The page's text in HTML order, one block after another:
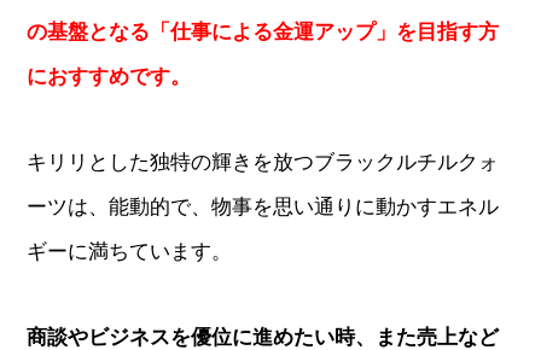
の基盤となる「仕事による金運アップ」を目指す方
におすすめです。
キリリとした独特の輝きを放つブラックルチルクォ
ーツは、能動的で、物事を思い通りに動かすエネル
ギーに満ちています。
商談やビジネスを優位に進めたい時、また売上など